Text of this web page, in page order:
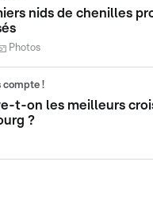
nids de chenilles
Photos
compte !
t-on les meilleurs
?